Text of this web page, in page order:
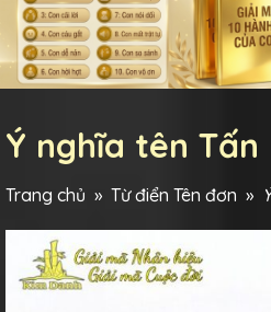
Ý nghĩa tên Tấn
Trang chủ » Từ điển Tên đơn »